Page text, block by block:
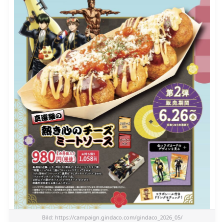
Bild: https://campaign.gindaco.com/gindaco_2026_05/